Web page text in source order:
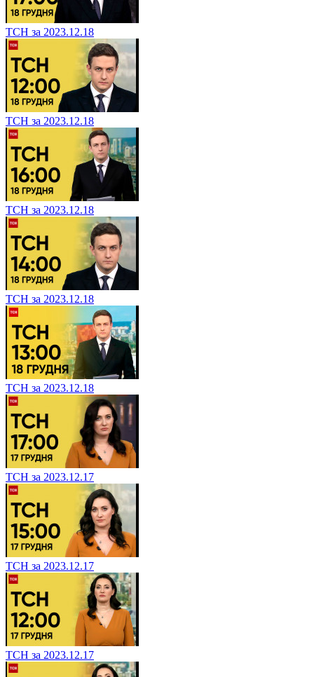
ТСН за 2023.12.18
ТСН за 2023.12.18
ТСН за 2023.12.18
ТСН за 2023.12.18
ТСН за 2023.12.18
ТСН за 2023.12.17
ТСН за 2023.12.17
ТСН за 2023.12.17